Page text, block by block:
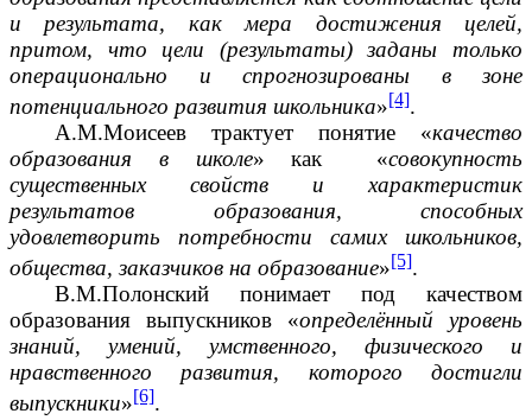
и результата, как мера достижения целей,
притом, что цели (результаты) заданы только
операционально и спрогнозированы в зоне
потенциального развития школьника»[4].
А.М.Моисеев трактует понятие «качество
образования в школе» как «совокупность
существенных свойств и характеристик
результатов образования, способных
удовлетворить потребности самих школьников,
общества, заказчиков на образование»[5].
В.М.Полонский понимает под качеством
образования выпускников «определённый уровень
знаний, умений, умственного, физического и
нравственного развития, которого достигли
выпускники»[6].